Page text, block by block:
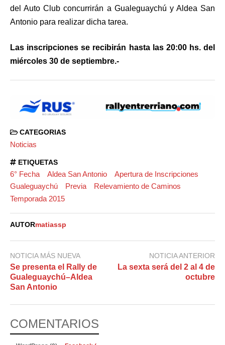
del Auto Club concurrirán a Gualeguaychú y Aldea San
Antonio para realizar dicha tarea.
Las inscripciones se recibirán hasta las 20:00 hs. del
miércoles 30 de septiembre.-
CATEGORIAS
Noticias
ETIQUETAS
6° Fecha Aldea San Antonio
Apertura de Inscripciones
Gualeguaychú
Previa
Relevamiento de Caminos
Temporada 2015
AUTORmatiassp
NOTICIA MÁS NUEVA
Se presenta el Rally de
Gualeguaychú–Aldea
San Antonio
NOTICIA ANTERIOR
La sexta será del 2 al 4 de
octubre
COMENTARIOS